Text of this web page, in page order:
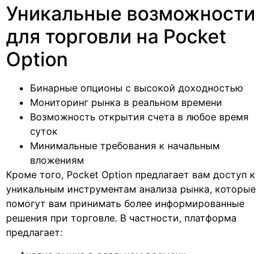
Уникальные возможности
для торговли на Pocket
Option
Бинарные опционы с высокой доходностью
Мониторинг рынка в реальном времени
Возможность открытия счета в любое время
суток
Минимальные требования к начальным
вложениям
Кроме того, Pocket Option предлагает вам доступ к
уникальным инструментам анализа рынка, которые
помогут вам принимать более информированные
решения при торговле. В частности, платформа
предлагает: